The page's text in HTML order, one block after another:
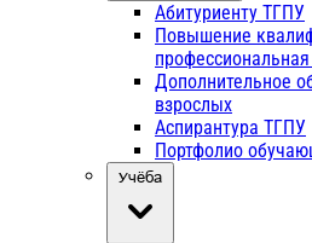
Абитуриенту ТГПУ
Повышение
Дополнительное
взрослых
Аспирантура ТГПУ
Портфолио
Учёба